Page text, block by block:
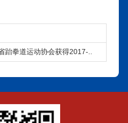
跆拳道运动协会获得2017-..